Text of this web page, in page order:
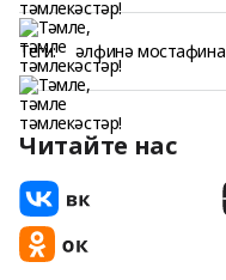
Теги: әлфинә мостафина
Читайте нас